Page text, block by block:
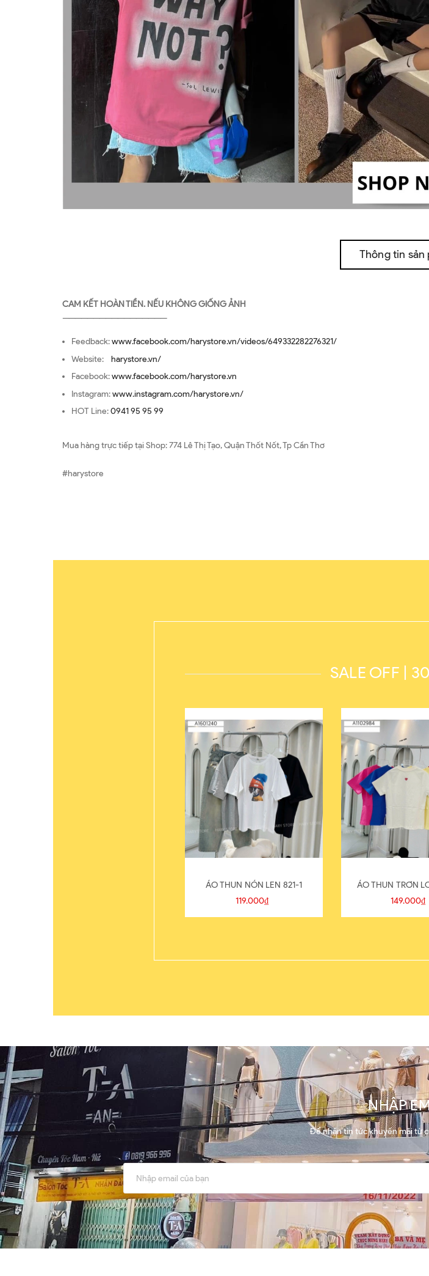
Thông tin sản
CAM KẾT HOÀN TIỀN. NẾU KHÔNG GIỐNG ẢNH
—————————————————
Feedback:www.facebook.com/harystore.vn/videos/649332282276321/
Website: harystore.vn/
Facebook:www.facebook.com/harystore.vn
Instagram:www.instagram.com/harystore.vn/
HOT Line:0941 95 95 99
Mua hàng trực tiếp tại Shop: 774 Lê Thị Tạo, Quận Thốt Nốt, Tp Cần Thơ
#harystore
SALE OFF |
ÁO THUN NÓN LEN 821-1
119.000₫
ÁO THUN TRƠN
149.000₫
NHẬP
Để nhận tin tức khuyến mãi từ